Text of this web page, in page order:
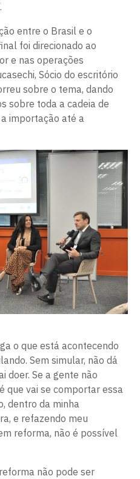
entre o Brasil e o
foi direcionado ao
e nas operações
Sócio do escritório
sobre o tema, dando
sobre toda a cadeia de
importação até a
o que está acontecendo
Sem simular, não dá
doer. Se a gente não
que vai se comportar essa
dentro da minha
e refazendo meu
reforma, não é possível
não pode ser